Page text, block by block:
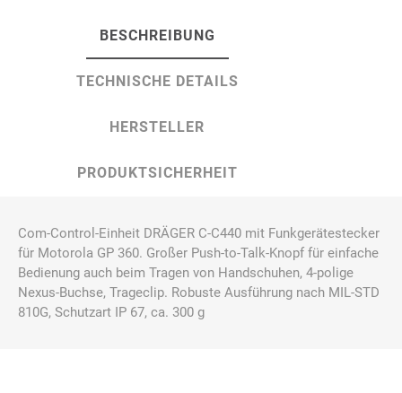
BESCHREIBUNG
TECHNISCHE DETAILS
HERSTELLER
PRODUKTSICHERHEIT
Com-Control-Einheit DRÄGER C-C440 mit Funkgerätestecker
für Motorola GP 360. Großer Push-to-Talk-Knopf für einfache
Bedienung auch beim Tragen von Handschuhen, 4-polige
Nexus-Buchse, Trageclip. Robuste Ausführung nach MIL-STD
810G, Schutzart IP 67, ca. 300 g